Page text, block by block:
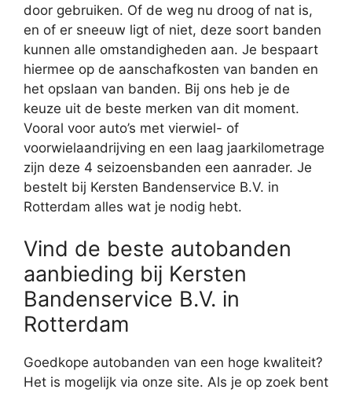
door gebruiken. Of de weg nu droog of nat is,
en of er sneeuw ligt of niet, deze soort banden
kunnen alle omstandigheden aan. Je bespaart
hiermee op de aanschafkosten van banden en
het opslaan van banden. Bij ons heb je de
keuze uit de beste merken van dit moment.
Vooral voor auto’s met vierwiel- of
voorwielaandrijving en een laag jaarkilometrage
zijn deze 4 seizoensbanden een aanrader. Je
bestelt bij Kersten Bandenservice B.V. in
Rotterdam alles wat je nodig hebt.
Vind de beste autobanden
aanbieding bij Kersten
Bandenservice B.V. in
Rotterdam
Goedkope autobanden van een hoge kwaliteit?
Het is mogelijk via onze site. Als je op zoek bent